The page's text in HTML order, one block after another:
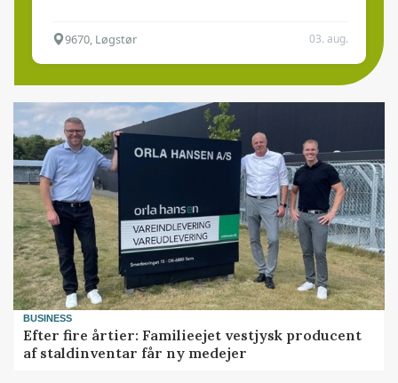
9670, Løgstør 03. aug.
BUSINESS
Efter fire årtier: Familieejet vestjysk producent
af staldinventar får ny medejer